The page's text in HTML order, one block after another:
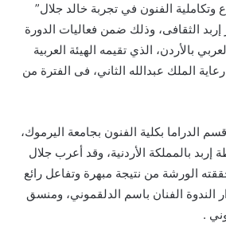
وتكاملية الفنون في تجربة خالد جلال”
إربد الثقافى، وذلك ضمن فعاليات الدورة
بالأردن، الذي تقيمه الهيئة العربية
الملك عبدالله الثاني، فى الفترة من
الدراما بكلية الفنون بجامعة اليرموك،
بالمملكة الأردنية، وقد أعرب جلال
الورشة من نتيجة مبهرة وتفاعل رائع
الندوة الفنان باسم الدلقموني، ومنسق
.